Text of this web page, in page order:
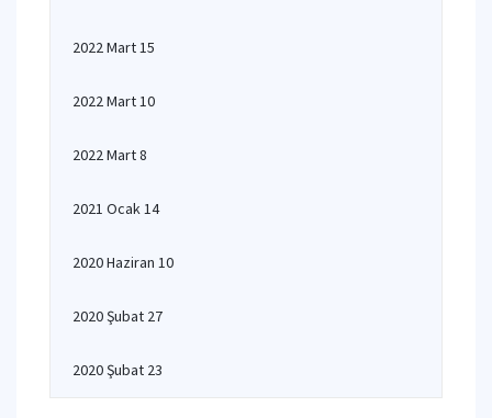
2022 Mart 15
2022 Mart 10
2022 Mart 8
2021 Ocak 14
2020 Haziran 10
2020 Şubat 27
2020 Şubat 23